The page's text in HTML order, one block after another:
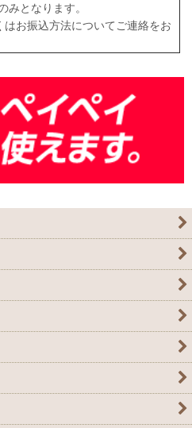
みとなります。
お振込方法についてご連絡をお